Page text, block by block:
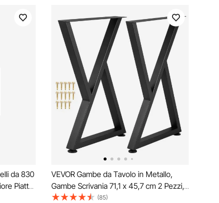
da 830
Piatta
VEVOR Gambe da Tavolo in Metallo,
Gambe Scrivania 71,1 x 45,7 cm 2 Pezzi,
Gambe a Forma di Z, Gambe Tavolino in
(85)